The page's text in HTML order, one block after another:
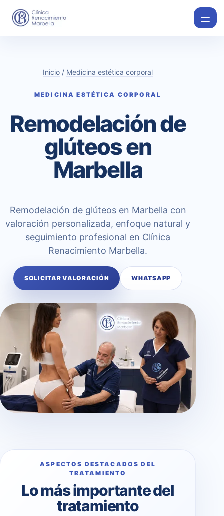
Inicio / Medicina estética corporal
MEDICINA ESTÉTICA CORPORAL
Remodelación de
glúteos en
Marbella
Remodelación de glúteos en Marbella con
valoración personalizada, enfoque natural y
seguimiento profesional en Clínica
Renacimiento Marbella.
SOLICITAR VALORACIÓN WHATSAPP
ASPECTOS DESTACADOS DEL
TRATAMIENTO
Lo más importante del
tratamiento